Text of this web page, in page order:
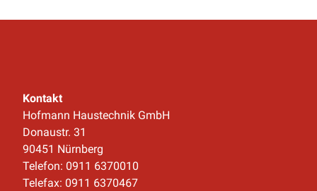
Kontakt
Hofmann Haustechnik GmbH
Donaustr. 31
90451 Nürnberg
Telefon: 0911 6370010
Telefax: 0911 6370467